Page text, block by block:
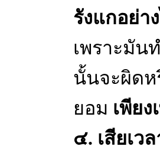
รังแกอย่า
เพราะมัน
นั้นจะผิดห
ยอม เพีย
๔. เสียเวล